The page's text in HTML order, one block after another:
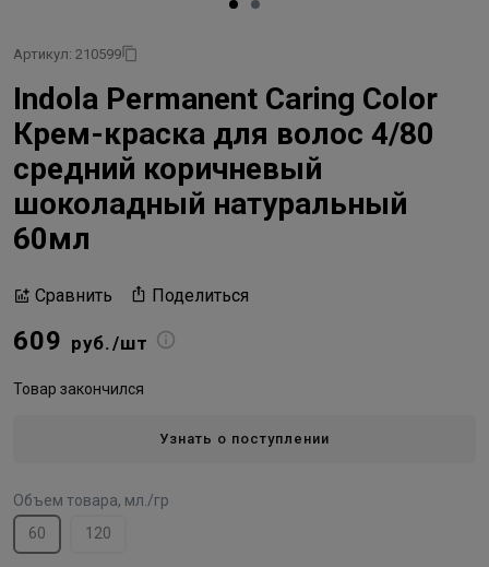
Артикул: 210599
Indola Permanent Caring Color
Крем-краска для волос 4/80
средний коричневый
шоколадный натуральный
60мл
Сравнить Поделиться
609 руб./шт
Товар закончился
Узнать о поступлении
Объем товара, мл./гр
60
120